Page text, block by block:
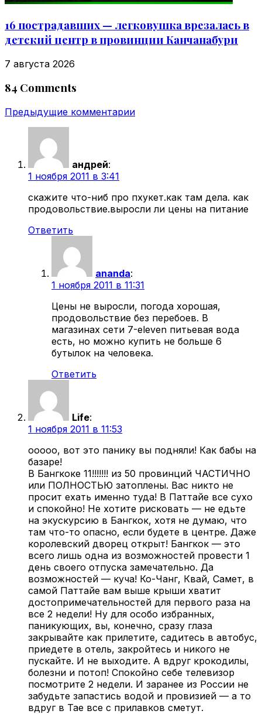
16 пострадавших — легковушка врезалась в
детский центр в провинции Канчанабури
7 августа 2026
84 Comments
Навигация
комментариям
Предыдущие комментарии
андрей:
1 ноября 2011 в 3:41
скажите что-ниб про пхукет.как там дела. как
продовольствие.выросли ли цены на питание
Ответить
ananda:
1 ноября 2011 в 11:31
Цены не выросли, погода хорошая,
продовольствие без перебоев. В
магазинах сети 7-eleven питьевая вода
есть, но можно купить не больше 6
бутылок на человека.
Ответить
Life:
1 ноября 2011 в 11:53
ооооо, вот это панику вы подняли! Как бабы на
базаре!
В Бангкоке 11!!!!!!! из 50 провинций ЧАСТИЧНО
или ПОЛНОСТЬЮ затоплены. Вас никто не
просит ехать именно туда! В Паттайе все сухо
и спокойно! Не хотите рисковать — не едьте
на экускурсию в Бангкок, хотя не думаю, что
там что-то опасно, если будете в центре. Даже
королевский дворец открыт! Бангкок — это
всего лишь одна из возможностей провести 1
день своего отпуска замечательно. Да
возможностей — куча! Ко-Чанг, Квай, Самет, в
самой Паттайе вам выше крыши хватит
достопримечательностей для первого раза на
все 2 недели! Ну для особо избранных,
паникующих, вы, конечно, сразу глаза
закрывайте как прилетите, садитесь в автобус,
приедете в отель, закройтесь и никого не
пускайте. И не выходите. А вдруг крокодилы,
болезни и потоп! Спокойно себе телевизор
посмотрите 2 недели. И заранее из России не
забудьте запастись водой и провизией — а то
вдруг в Тае все с прилавков сметут.